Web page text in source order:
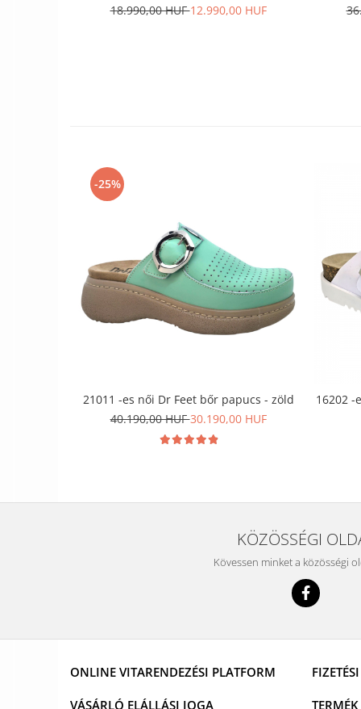
18.990,00 HUF12.990,00 HUF
-25%
21011 -es női Dr Feet bőr papucs - zöld
40.190,00 HUF30.190,00 HUF
16202 -
KÖZÖSSÉGI
Kövessen minket a közösségi
ONLINE VITARENDEZÉSI PLATFORM
VÁSÁRLÓ ELÁLLÁSI JOGA